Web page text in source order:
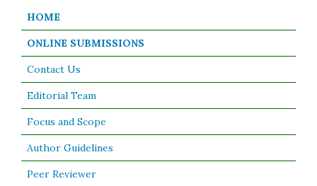
HOME
ONLINE SUBMISSIONS
Contact Us
Editorial Team
Focus and Scope
Author Guidelines
Peer Reviewer